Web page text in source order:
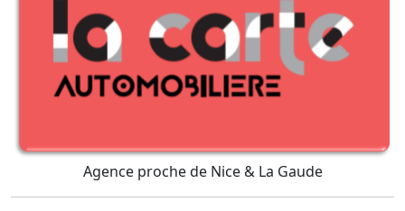
Agence proche de Nice & La Gaude